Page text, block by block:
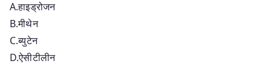
A.हाइड्रोजन
B.मीथेन
C.ब्युटेन
D.ऐसीटीलीन